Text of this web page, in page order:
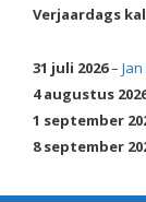
Verjaardags
31 juli 2026–
4 augustus
1 september
8 september